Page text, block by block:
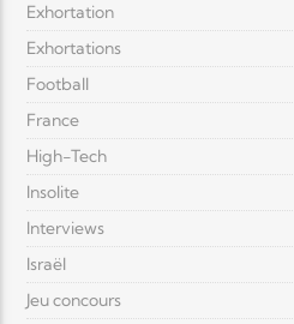
Exhortation
Exhortations
Football
France
High-Tech
Insolite
Interviews
Israël
Jeu concours